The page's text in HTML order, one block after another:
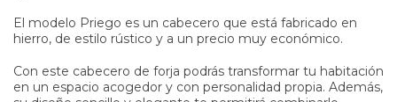
El modelo Priego es un cabecero que está fabricado en
hierro, de estilo rústico y a un precio muy económico.
Con este cabecero de forja podrás transformar tu habitación
en un espacio acogedor y con personalidad propia. Además,